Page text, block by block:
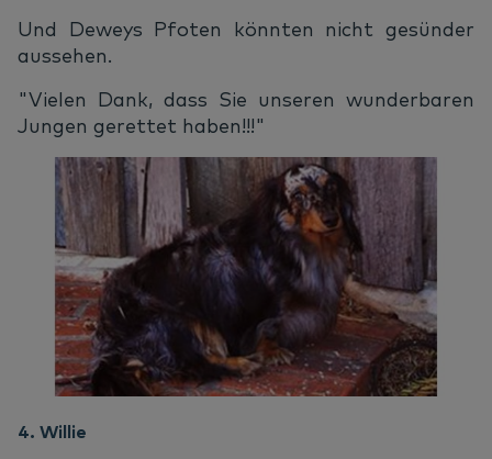
Und Deweys Pfoten könnten nicht gesünder
aussehen.
"Vielen Dank, dass Sie unseren wunderbaren
Jungen gerettet haben!!!"
4. Willie